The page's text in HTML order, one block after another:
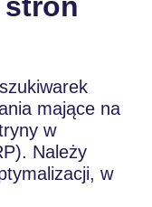
mające na
w
Należy
w